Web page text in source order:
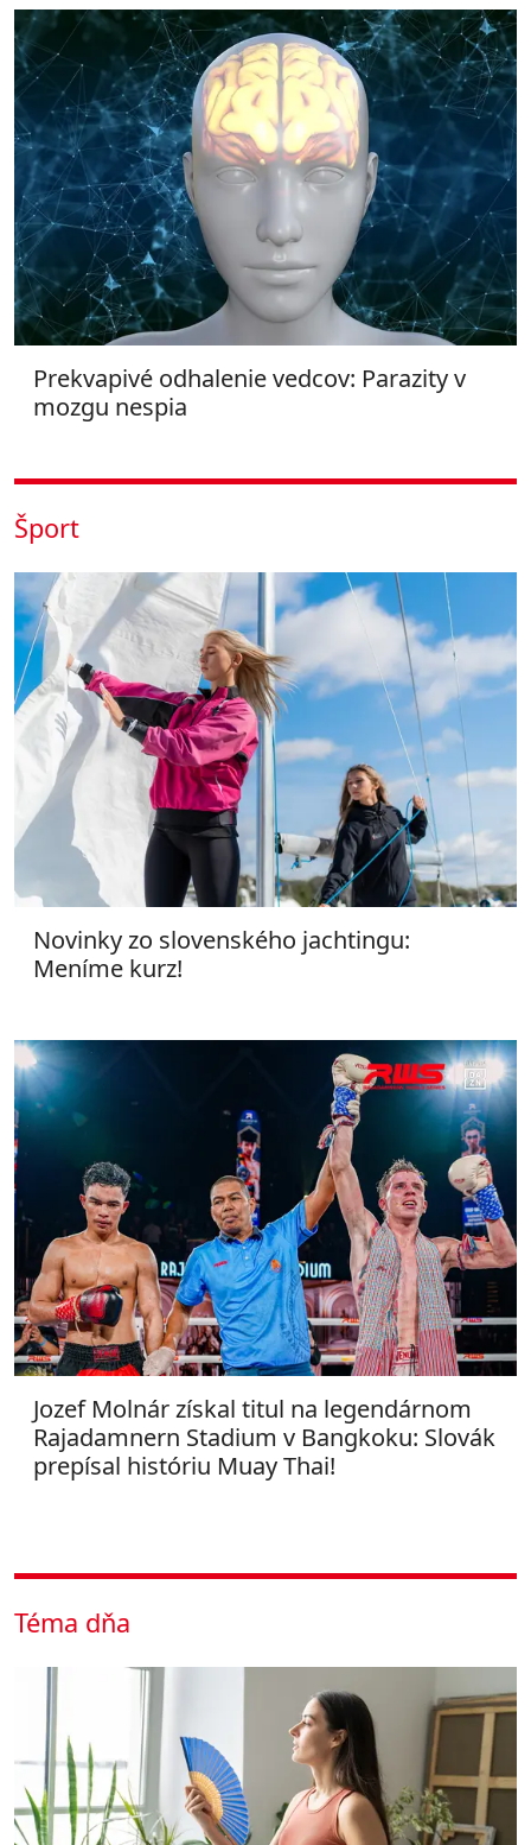
Prekvapivé odhalenie vedcov: Parazity v
mozgu nespia
Šport
Novinky zo slovenského jachtingu:
Meníme kurz!
Jozef Molnár získal titul na legendárnom
Rajadamnern Stadium v Bangkoku: Slovák
prepísal históriu Muay Thai!
Téma dňa